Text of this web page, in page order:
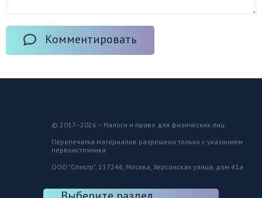
Комментировать
© 2017–2026 – Налоги и право для физических лиц
Перепечатка материалов разрешена только с указанием
первоисточника
ООО "Спектр", 117246, Москва, Херсонская улица, дом 41а